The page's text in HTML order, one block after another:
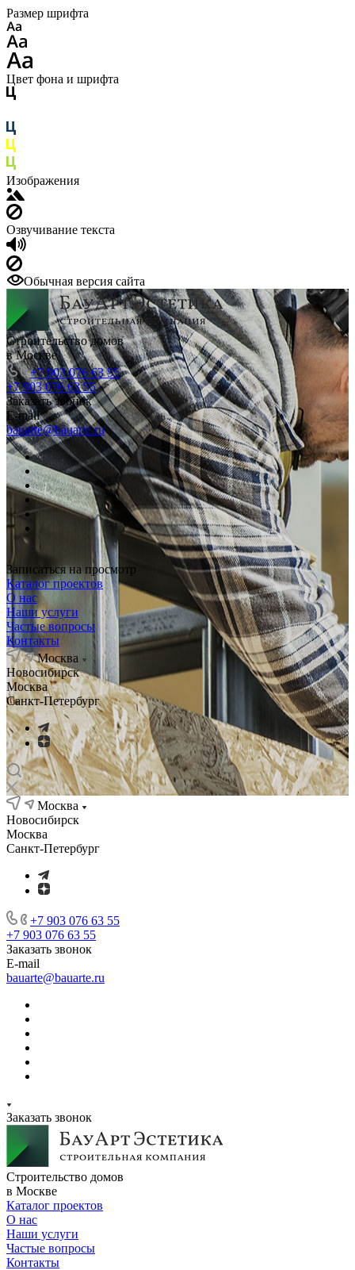
Размер шрифта
Цвет фона и шрифта
Изображения
Озвучивание текста
Обычная версия сайта
Строительство домов
в Москве
+7 903 076 63 55
+7 903 076 63 55
Заказать звонок
E-mail
bauarte@bauarte.ru
Записаться на просмотр
Каталог проектов
О нас
Наши услуги
Частые вопросы
Контакты
Москва
Новосибирск
Москва
Санкт-Петербург
Москва
Новосибирск
Москва
Санкт-Петербург
+7 903 076 63 55
+7 903 076 63 55
Заказать звонок
E-mail
bauarte@bauarte.ru
Заказать звонок
Строительство домов
в Москве
Каталог проектов
О нас
Наши услуги
Частые вопросы
Контакты